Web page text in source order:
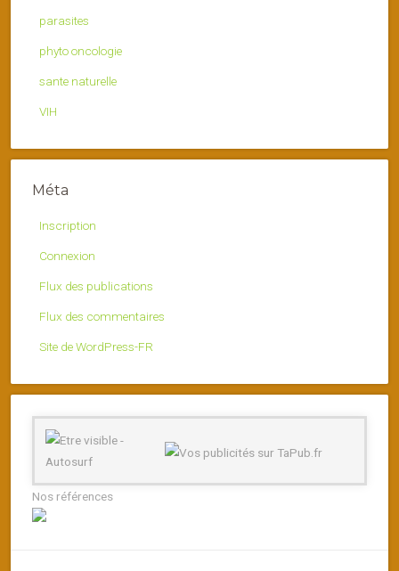
parasites
phyto oncologie
sante naturelle
VIH
Méta
Inscription
Connexion
Flux des publications
Flux des commentaires
Site de WordPress-FR
Nos références